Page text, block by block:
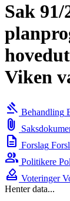
Sak
Viken
gavel Behandling
attach_file
description Forslag
group Politikere
how_to_vote Voteringer
Henter data...